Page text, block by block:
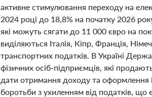
активне стимулювання переходу на
2024 році до 18,8% на початку 2026
які можуть сягати до 11 000 євро на
виділяються Італія, Кіпр, Франція,
транспортних податків. В Україні
фізичних осіб-підприємців, які
дати отримання доходу та оформлення
боротьби з ухиленням від податків, що